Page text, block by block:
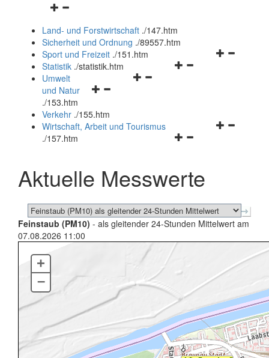
Navigationsmenü
und
schließen
Land- und Forstwirtschaft ./147.htm
Sicherheit und Ordnung ./89557.htm
Navigationsmenü
Sport und Freizeit ./151.htm
Navigationsmenü
Statistik ./statistik.htm
Navigationsmenü
und
schließen
Umwelt
und Natur
./153.htm
Verkehr ./155.htm
Navigationsmenü
schließen
Wirtschaft, Arbeit und Tourismus
./157.htm
Aktuelle Messwerte
Feinstaub (PM10) - als gleitender 24-Stunden Mittelwert am
07.08.2026 11:00
+
–